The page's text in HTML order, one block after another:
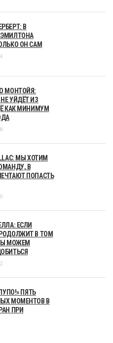
В
ОН САМ
МОНТОЙЯ:
УЙДЁТ ИЗ
КАК МИНИМУМ
МЫ ХОТИМ
В
ПОПАСТЬ
ЕСЛИ
В ТОМ
МОЖЕМ
ПЯТЬ
МОМЕНТОВ В
ПРИ